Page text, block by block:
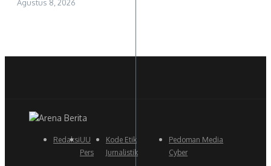
Agustus 8, 2026
RedaksiUU
Pers
Kode Etik
Jurnalistik
Pedoman Media
Cyber